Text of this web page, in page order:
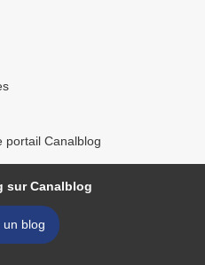
portail Canalblog
sur Canalblog
un blog